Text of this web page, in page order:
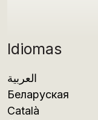
Idiomas
العربية
Беларуская
Català